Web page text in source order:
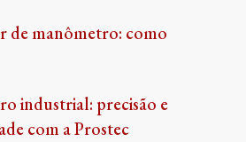
de manômetro: como
industrial: precisão e
com a Prostec